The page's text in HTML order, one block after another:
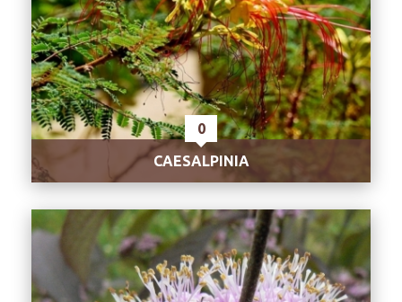
0
CAESALPINIA